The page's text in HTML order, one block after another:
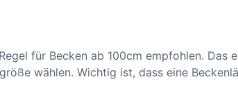
ab 100cm empfohlen. Das
wählen. Wichtig ist, dass eine